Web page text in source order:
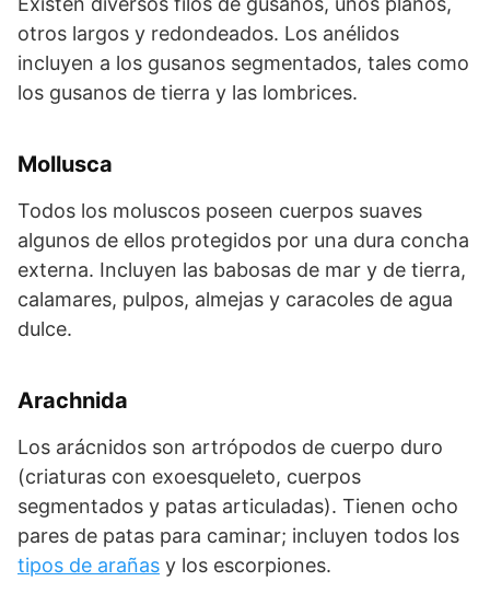
otros largos y redondeados. Los anélidos
incluyen a los gusanos segmentados, tales como
los gusanos de tierra y las lombrices.
Mollusca
Todos los moluscos poseen cuerpos suaves
algunos de ellos protegidos por una dura concha
externa. Incluyen las babosas de mar y de tierra,
calamares, pulpos, almejas y caracoles de agua
dulce.
Arachnida
Los arácnidos son artrópodos de cuerpo duro
(criaturas con exoesqueleto, cuerpos
segmentados y patas articuladas). Tienen ocho
pares de patas para caminar; incluyen todos los
tipos de arañas y los escorpiones.